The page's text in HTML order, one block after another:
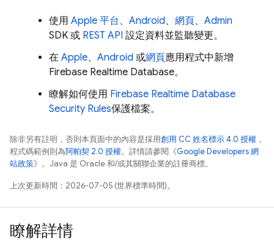
使用 Apple 平台 、 Android、 網頁、 Admin
SDK 或 REST API 設定資料並監聽變更。
在 Apple、 Android 或網頁應用程式中新增
Firebase Realtime Database。
瞭解如何使用 Firebase Realtime Database
Security Rules保護檔案。
除非另有註明，否則本頁面中的內容是採用創用 CC 姓名標示 4.0 授權 ，
程式碼範例則為阿帕契 2.0 授權。詳情請參閱《Google Developers 網
站政策》。Java 是 Oracle 和/或其關聯企業的註冊商標。
上次更新時間：2026-07-05 (世界標準時間)。
瞭解詳情